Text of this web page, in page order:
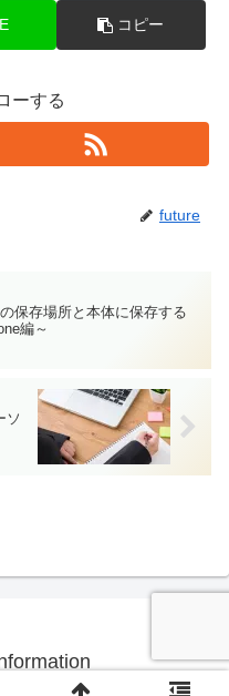
コピー
ーする
future
保存場所と本体に保存する
編～
ソ